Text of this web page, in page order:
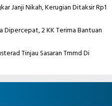
Janji Nikah, Kerugian Ditaksir Rp1
2 KK Terima Bantuan
Tinjau Sasaran Tmmd Di